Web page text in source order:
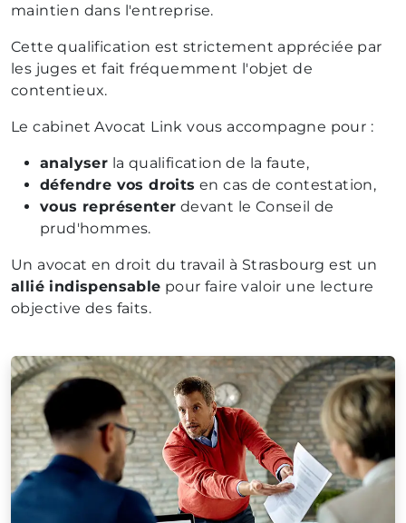
maintien dans l'entreprise.
Cette qualification est strictement appréciée par
les juges et fait fréquemment l'objet de
contentieux.
Le cabinet Avocat Link vous accompagne pour :
analyser la qualification de la faute,
défendre vos droits en cas de contestation,
vous représenter devant le Conseil de
prud'hommes.
Un avocat en droit du travail à Strasbourg est un
allié indispensable pour faire valoir une lecture
objective des faits.